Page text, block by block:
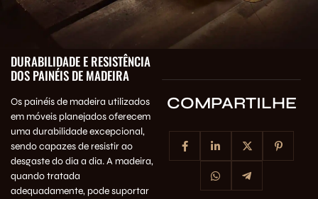
DURABILIDADE E RESISTÊNCIA
DOS PAINÉIS DE MADEIRA
Os painéis de madeira utilizados
em móveis planejados oferecem
uma durabilidade excepcional,
sendo capazes de resistir ao
desgaste do dia a dia. A madeira,
quando tratada
adequadamente, pode suportar
COMPARTILHE